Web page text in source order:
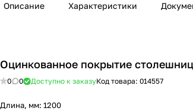
Описание Характеристики
Оцинкованное покрытие
0 0 Доступно к заказуКод товара: 014557
Длина, мм: 1200